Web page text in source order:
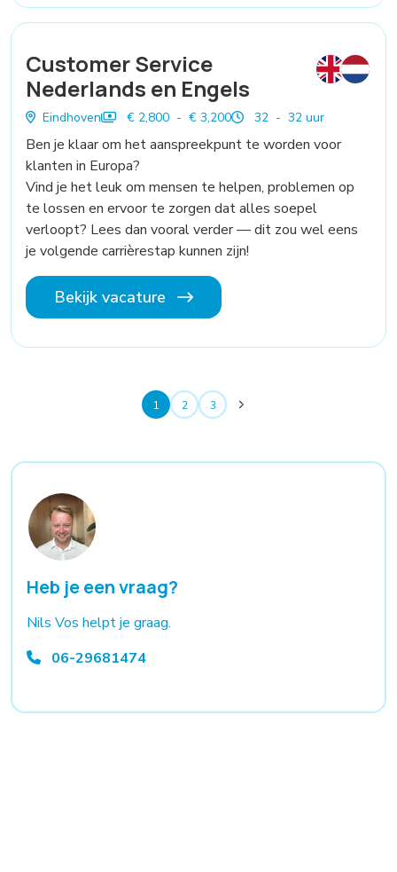
Customer Service
Nederlands en Engels
Eindhoven € 2,800 - € 3,200 32 - 32 uur
Ben je klaar om het aanspreekpunt te worden voor
klanten in Europa?
Vind je het leuk om mensen te helpen, problemen op
te lossen en ervoor te zorgen dat alles soepel
verloopt? Lees dan vooral verder — dit zou wel eens
je volgende carrièrestap kunnen zijn!
Bekijk vacature
1 2 3
Heb je een vraag?
Nils Vos helpt je graag.
06-29681474